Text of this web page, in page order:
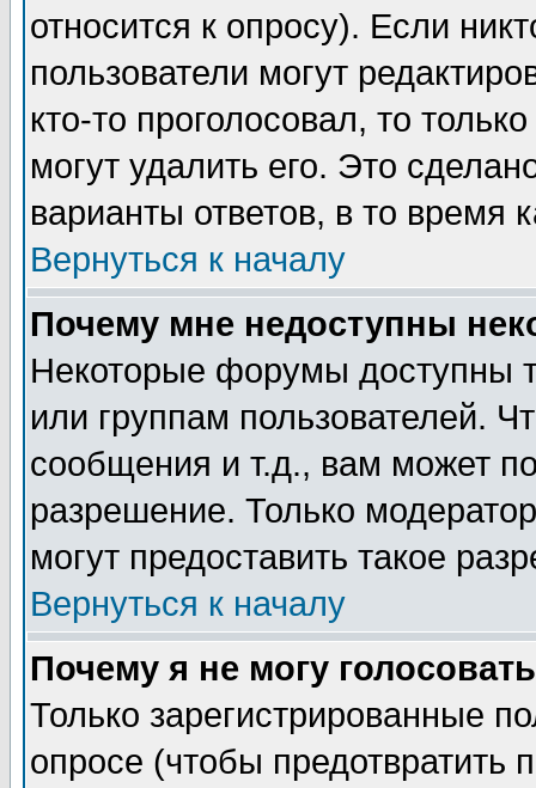
относится к опросу). Если
пользователи могут
кто-то проголосовал, то
могут удалить его. Это
варианты ответов, в то время
Вернуться к началу
Почему мне недоступны
Некоторые форумы доступны
или группам пользователей.
сообщения и т.д., вам может
разрешение. Только
могут предоставить такое
Вернуться к началу
Почему я не могу
Только зарегистрированные
опросе (чтобы предотвратить